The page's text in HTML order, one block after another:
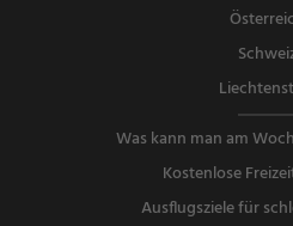
Was kann man am
Kostenlose
Ausflugsziele für